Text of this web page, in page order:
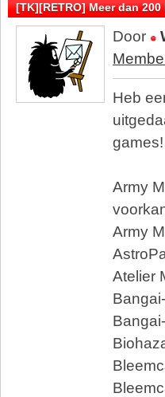
[TK][RETRO] Meer dan
Door
Heb
games!
Army
Army
Atelier